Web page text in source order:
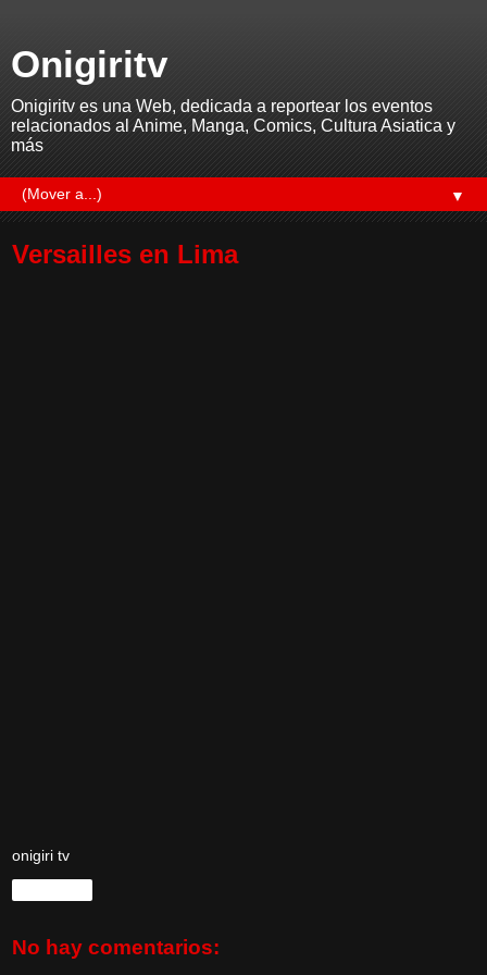
Onigiritv
Onigiritv es una Web, dedicada a reportear los eventos
relacionados al Anime, Manga, Comics, Cultura Asiatica y
más
▼
Versailles en Lima
onigiri tv
No hay comentarios: